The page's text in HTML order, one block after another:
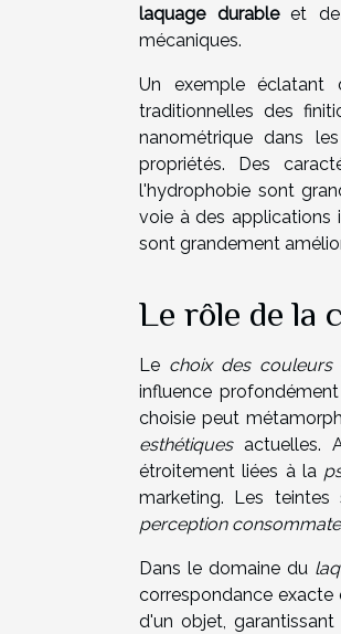
laquage durableet de
mécaniques.
Un exemple
traditionnelles des
nanométrique dans
propriétés. Des
l'hydrophobie sont
voie à des applications
sont grandement
Le rôle de la
Le choix des couleurs
influence
choisie peut
esthétiquesactuelles.
étroitement liées à la
marketing. Les
perception
Dans le domaine du
correspondance exacte
d'un objet,